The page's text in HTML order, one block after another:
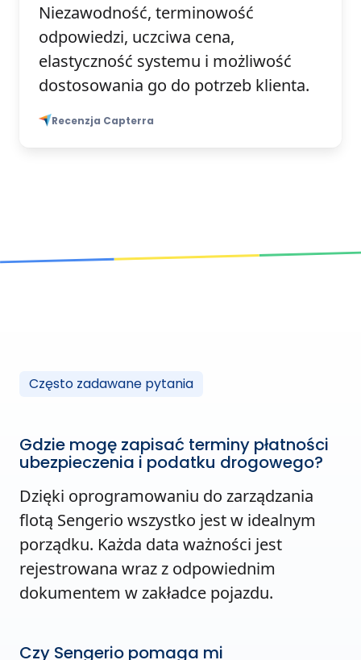
Niezawodność, terminowość
odpowiedzi, uczciwa cena,
elastyczność systemu i możliwość
dostosowania go do potrzeb klienta.
Recenzja Capterra
Często zadawane pytania
Gdzie mogę zapisać terminy płatności
ubezpieczenia i podatku drogowego?
Dzięki oprogramowaniu do zarządzania
flotą Sengerio wszystko jest w idealnym
porządku. Każda data ważności jest
rejestrowana wraz z odpowiednim
dokumentem w zakładce pojazdu.
Czy Sengerio pomaga mi